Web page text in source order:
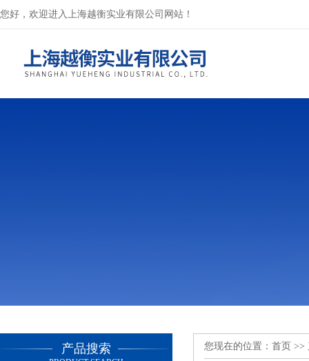
您好，欢迎进入上海越衡实业有限公司网站！
产品搜索 您现在的位置： 首页 >>